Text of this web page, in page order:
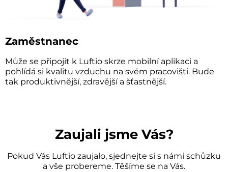
Zaměstnanec
Může se připojit k Luftio skrze mobilní aplikaci a
pohlídá si kvalitu vzduchu na svém pracovišti. Bude
tak produktivnější, zdravější a šťastnější.
Zaujali jsme Vás?
Pokud Vás Luftio zaujalo, sjednejte si s námi schůzku
a vše probereme. Těšíme se na Vás.